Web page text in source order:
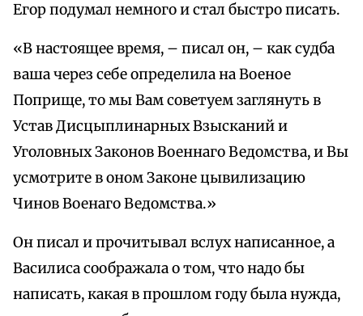
Егор подумал немного и стал быстро писать.
«В настоящее время, – писал он, – как судба
ваша через себе определила на Военое
Поприще, то мы Вам советуем заглянуть в
Устав Дисцыплинарных Взысканий и
Уголовных Законов Военнаго Ведомства, и Вы
усмотрите в оном Законе цывилизацию
Чинов Военаго Ведомства.»
Он писал и прочитывал вслух написанное, а
Василиса соображала о том, что надо бы
написать, какая в прошлом году была нужда,